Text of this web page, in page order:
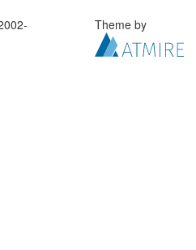
Theme by